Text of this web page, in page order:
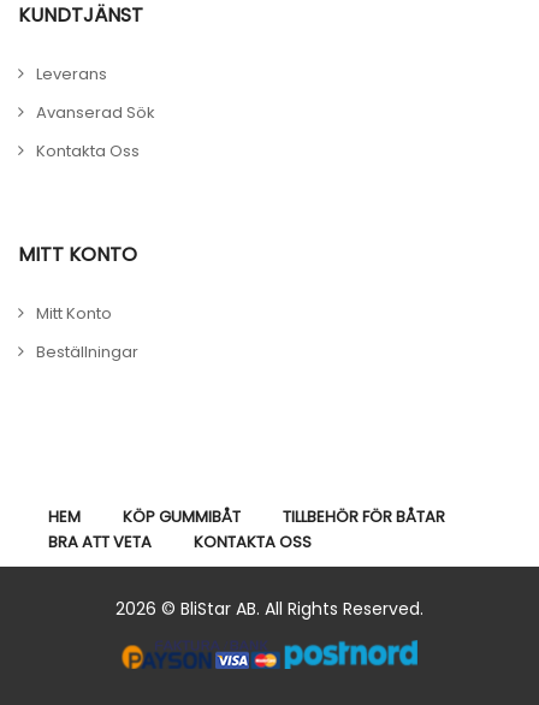
KUNDTJÄNST
Leverans
Avanserad Sök
Kontakta Oss
MITT KONTO
Mitt Konto
Beställningar
HEM KÖP GUMMIBÅT
TILLBEHÖR FÖR BÅTAR
BRA ATT VETA
KONTAKTA OSS
2026 © BliStar AB. All Rights Reserved.